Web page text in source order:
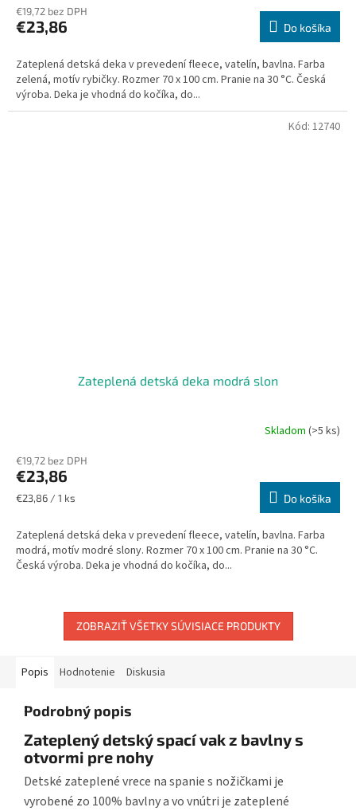
€19,72 bez DPH
€23,86 Do košíka
Zateplená detská deka v prevedení fleece, vatelín, bavlna. Farba
zelená, motív rybičky. Rozmer 70 x 100 cm. Pranie na 30 °C. Česká
výroba. Deka je vhodná do kočíka, do...
Zateplená detská deka modrá slon
produktu
je
5,0
hviezdičiek.
Skladom(>5 ks)
€19,72 bez DPH
€23,86
Jednotková
€23,86 / 1 ks Do košíka
Zateplená detská deka v prevedení fleece, vatelín, bavlna. Farba
modrá, motív modré slony. Rozmer 70 x 100 cm. Pranie na 30 °C.
Česká výroba. Deka je vhodná do kočíka, do...
Kód: 12740
ZOBRAZIŤ VŠETKY SÚVISIACE PRODUKTY
Popis Hodnotenie Diskusia
Podrobný popis
Zateplený detský spací vak z bavlny s
otvormi pre nohy
Detské zateplené vrece na spanie s nožičkami je
vyrobené zo 100% bavlny a vo vnútri je zateplené